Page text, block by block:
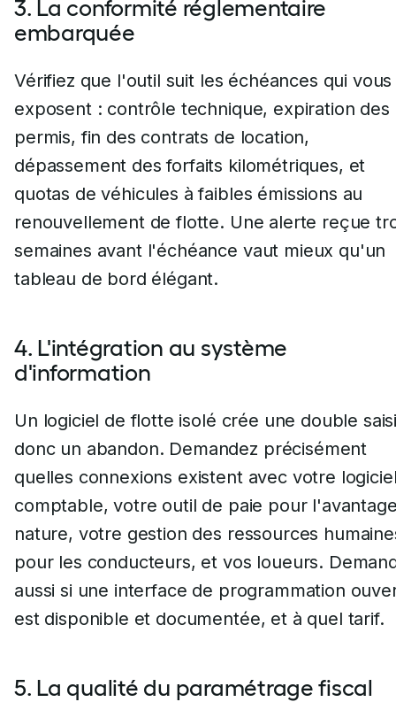
3. La conformité réglementaire
embarquée
Vérifiez que l'outil suit les échéances qui vous
exposent : contrôle technique, expiration des
permis, fin des contrats de location,
dépassement des forfaits kilométriques, et
quotas de véhicules à faibles émissions au
renouvellement de flotte. Une alerte reçue
semaines avant l'échéance vaut mieux qu'un
tableau de bord élégant.
4. L'intégration au système
d'information
Un logiciel de flotte isolé crée une double
donc un abandon. Demandez précisément
quelles connexions existent avec votre
comptable, votre outil de paie pour
nature, votre gestion des ressources
pour les conducteurs, et vos loueurs.
aussi si une interface de programmation
est disponible et documentée, et à quel tarif.
5. La qualité du paramétrage fiscal